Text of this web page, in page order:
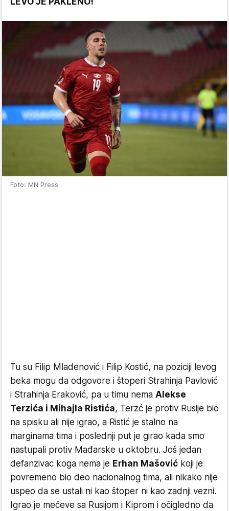
Foto: MN Press
Tu su Filip Mladenović i Filip Kostić, na poziciji levog
beka mogu da odgovore i štoperi Strahinja Pavlović
i Strahinja Eraković, pa u timu nema Alekse
Terzića i Mihajla Ristića, Terzć je protiv Rusije bio
na spisku ali nije igrao, a Ristić je stalno na
marginama tima i poslednji put je girao kada smo
nastupali protiv Mađarske u oktobru. Još jedan
defanzivac koga nema je Erhan Mašović koji je
povremeno bio deo nacionalnog tima, ali nikako nije
uspeo da se ustali ni kao štoper ni kao zadnji vezni.
Igrao je mečeve sa Rusijom i Kiprom i očigledno da